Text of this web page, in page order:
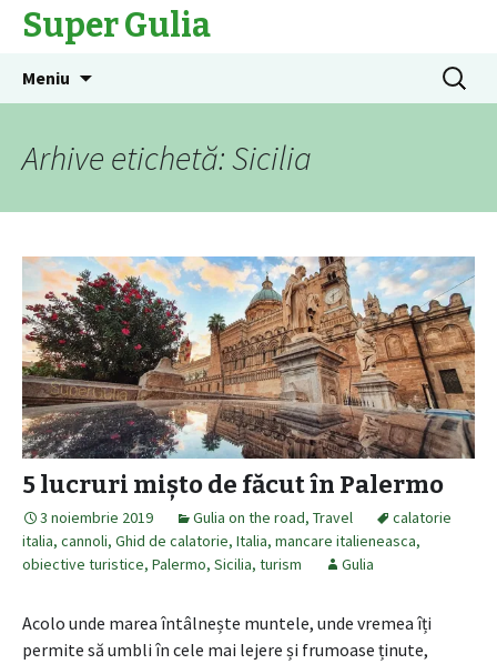
Super Gulia
Meniu
Caută
după:
Arhive etichetă: Sicilia
5 lucruri mișto de făcut în Palermo
3 noiembrie 2019 Gulia on the road, Travel
calatorie
italia, cannoli, Ghid de calatorie, Italia, mancare italieneasca,
obiective turistice, Palermo, Sicilia, turism Gulia
Acolo unde marea întâlnește muntele, unde vremea îți
permite să umbli în cele mai lejere și frumoase ținute,